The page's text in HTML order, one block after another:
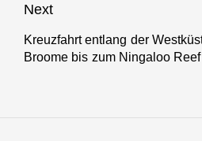
Next
Next
post:
Kreuzfahrt entlang der
Broome bis zum Ningaloo Reef